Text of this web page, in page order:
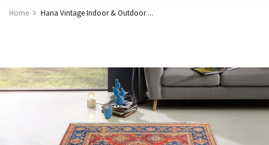
Home Hana Vintage Indoor & Outdoor ...